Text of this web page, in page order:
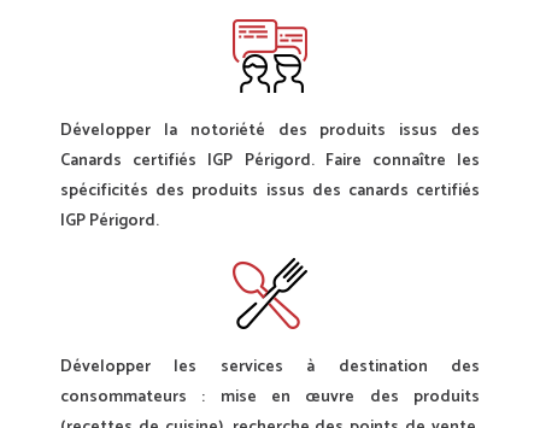
Développer la notoriété des produits issus des
Canards certifiés IGP Périgord. Faire connaître les
spécificités des produits issus des canards certifiés
IGP Périgord.
Développer les services à destination des
consommateurs : mise en œuvre des produits